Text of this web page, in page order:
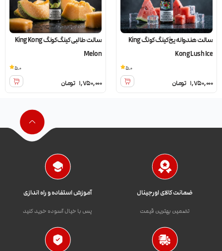
سالت هندوانه یخ کینگ کونگ King
Kong Lush Ice
1,750,000 تومان
5.0
سالت طالبی کینگ کونگ King Kong
Melon
1,750,000 تومان
5.0
ضمانت کالای اورجینال
تضمین بهترین قیمت
آموزش استفاده و راه اندازی
پس با خیال آسوده خرید کنید